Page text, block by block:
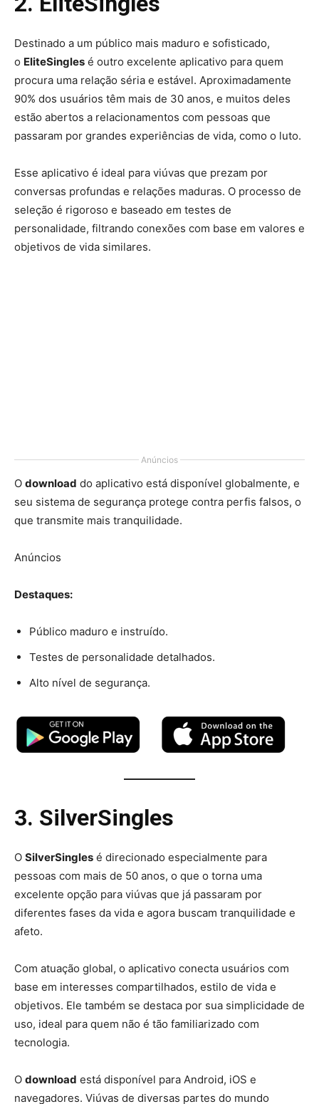
Destinado a um público mais maduro e sofisticado,
o EliteSingles é outro excelente aplicativo para quem
procura uma relação séria e estável. Aproximadamente
90% dos usuários têm mais de 30 anos, e muitos deles
estão abertos a relacionamentos com pessoas que
passaram por grandes experiências de vida, como o luto.
Esse aplicativo é ideal para viúvas que prezam por
conversas profundas e relações maduras. O processo de
seleção é rigoroso e baseado em testes de
personalidade, filtrando conexões com base em valores e
objetivos de vida similares.
Anúncios
O download do aplicativo está disponível globalmente, e
seu sistema de segurança protege contra perfis falsos, o
que transmite mais tranquilidade.
Anúncios
Destaques:
Público maduro e instruído.
Testes de personalidade detalhados.
Alto nível de segurança.
3. SilverSingles
O SilverSingles é direcionado especialmente para
pessoas com mais de 50 anos, o que o torna uma
excelente opção para viúvas que já passaram por
diferentes fases da vida e agora buscam tranquilidade e
afeto.
Com atuação global, o aplicativo conecta usuários com
base em interesses compartilhados, estilo de vida e
objetivos. Ele também se destaca por sua simplicidade de
uso, ideal para quem não é tão familiarizado com
tecnologia.
O download está disponível para Android, iOS e
navegadores. Viúvas de diversas partes do mundo